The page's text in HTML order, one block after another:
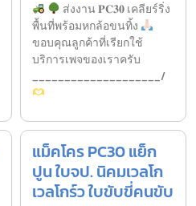
ส่งงาน 𝐏𝐂𝟑𝟎 เคลียร์ริ่ง
พื้นที่พร้อมหกล้อขนทิ้ง
ขอบคุณลูกค้าที่เรียกใช้
บริการเพจของเราครับ
____________________/
แม็คโคร PC30 แย็ก
ปูน ใบจป. นิคมเวลโก
เวลโกร์ว ใบขับขี่คนขับ